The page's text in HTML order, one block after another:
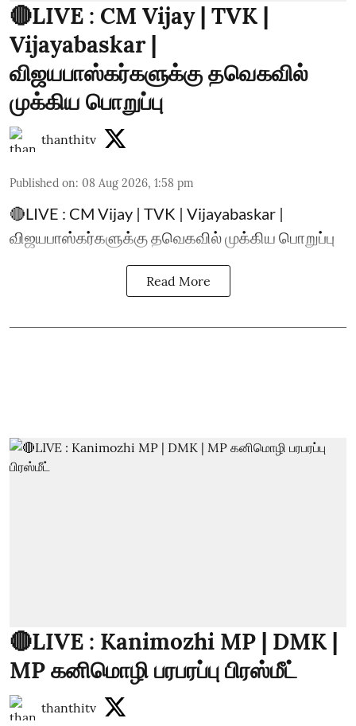
🔴LIVE : CM Vijay | TVK |
Vijayabaskar |
விஜயபாஸ்கர்களுக்கு தவெகவில்
முக்கிய பொறுப்பு
thanthitv
Published on: 08 Aug 2026, 1:58 pm
🔴LIVE : CM Vijay | TVK | Vijayabaskar |
விஜயபாஸ்கர்களுக்கு தவெகவில் முக்கிய பொறுப்பு
Read More
🔴LIVE : Kanimozhi MP | DMK |
MP கனிமொழி பரபரப்பு பிரஸ்மீட்
thanthitv